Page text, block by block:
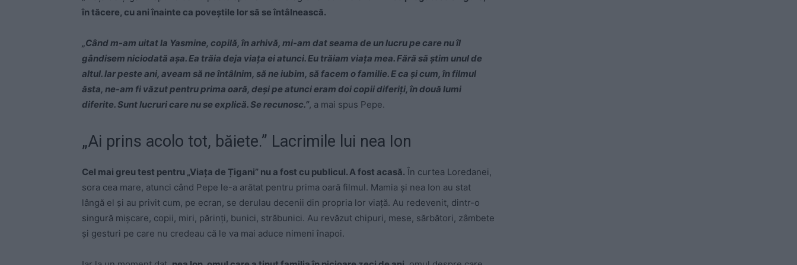
în tăcere, cu ani înainte ca poveștile lor să se întâlnească.
„Când m-am uitat la Yasmine, copilă, în arhivă, mi-am dat seama de un lucru pe care nu îl
gândisem niciodată așa. Ea trăia deja viața ei atunci. Eu trăiam viața mea. Fără să știm unul de
altul. Iar peste ani, aveam să ne întâlnim, să ne iubim, să facem o familie. E ca și cum, în filmul
ăsta, ne-am fi văzut pentru prima oară, deși pe atunci eram doi copii diferiți, în două lumi
diferite. Sunt lucruri care nu se explică. Se recunosc.”, a mai spus Pepe.
„Ai prins acolo tot, băiete.” Lacrimile lui nea Ion
Cel mai greu test pentru „Viața de Țigani” nu a fost cu publicul. A fost acasă. În curtea Loredanei,
sora cea mare, atunci când Pepe le-a arătat pentru prima oară filmul. Mamia și nea Ion au stat
lângă el și au privit cum, pe ecran, se derulau decenii din propria lor viață. Au redevenit, dintr-o
singură mișcare, copii, miri, părinți, bunici, străbunici. Au revăzut chipuri, mese, sărbători, zâmbete
și gesturi pe care nu credeau că le va mai aduce nimeni înapoi.